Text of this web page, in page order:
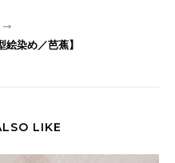
絵染め／芭蕉】
LIKE